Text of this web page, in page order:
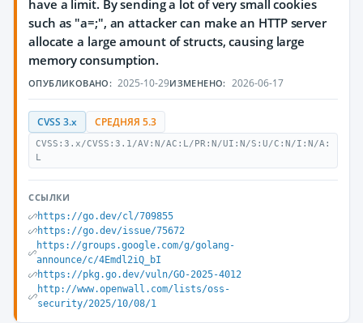
have a limit. By sending a lot of very small cookies
such as "a=;", an attacker can make an HTTP server
allocate a large amount of structs, causing large
memory consumption.
ОПУБЛИКОВАНО: 2025-10-29ИЗМЕНЕНО: 2026-06-17
CVSS 3.x СРЕДНЯЯ 5.3
CVSS:3.x/CVSS:3.1/AV:N/AC:L/PR:N/UI:N/S:U/C:N/I:N/A:
L
ССЫЛКИ
https://go.dev/cl/709855
https://go.dev/issue/75672
https://groups.google.com/g/golang-
announce/c/4Emdl2iQ_bI
https://pkg.go.dev/vuln/GO-2025-4012
http://www.openwall.com/lists/oss-
security/2025/10/08/1